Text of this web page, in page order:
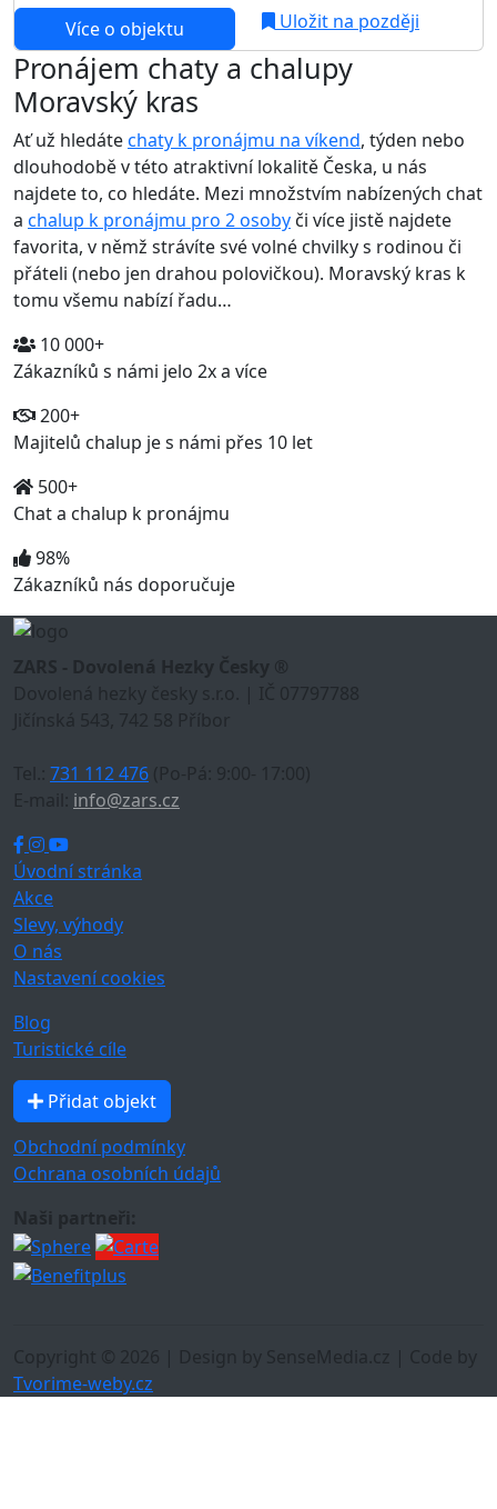
Více o objektu Uložit na později
Pronájem chaty a chalupy
Moravský kras
Ať už hledátechaty k pronájmu na víkend, týden nebo
dlouhodobě v této atraktivní lokalitě Česka, u nás
najdete to, co hledáte. Mezi množstvím nabízených chat
a chalup k pronájmu pro 2 osoby či více jistě najdete
favorita, v němž strávíte své volné chvilky s rodinou či
přáteli (nebo jen drahou polovičkou). Moravský kras k
tomu všemu nabízí řadu…
10 000+
Zákazníků s námi jelo 2x a více
200+
Majitelů chalup je s námi přes 10 let
500+
Chat a chalup k pronájmu
98%
Zákazníků nás doporučuje
ZARS - Dovolená Hezky Česky ®
Dovolená hezky česky s.r.o. | IČ 07797788
Jičínská 543, 742 58 Příbor
Tel.: 731 112 476 (Po-Pá: 9:00- 17:00)
E-mail: info@zars.cz
Úvodní stránka
Akce
Slevy, výhody
O nás
Nastavení cookies
Blog
Turistické cíle
Přidat objekt
Obchodní podmínky
Ochrana osobních údajů
Naši partneři:
Copyright © 2026 | Design by SenseMedia.cz | Code by
Tvorime-weby.cz